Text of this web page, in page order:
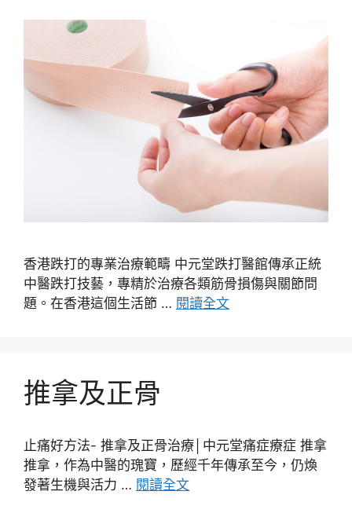
香港跌打的專業治療範疇 中元堂跌打醫館傳承正統
中醫跌打技藝，專精於治療各類筋骨損傷與關節問
題。在香港這個生活節 … 閱讀全文
推拿及正骨
止痛好方法- 推拿及正骨治療│中元堂痛症療症 推拿
推拿，作為中醫的瑰寶，歷經千年傳承至今，仍煥
發著生機與活力 … 閱讀全文